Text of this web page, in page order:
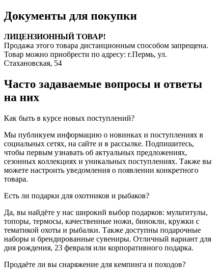
Документы для покупки
ЛИЦЕНЗИОННЫЙ ТОВАР!
Продажа этого товара дистанционным способом запрещена.
Товар можно приобрести по адресу: г.Пермь, ул.
Стахановская, 54
Часто задаваемые вопросы и ответы
на них
Как быть в курсе новых поступлений?
Мы публикуем информацию о новинках и поступлениях в
социальных сетях, на сайте и в рассылке. Подпишитесь,
чтобы первым узнавать об актуальных предложениях,
сезонных коллекциях и уникальных поступлениях. Также вы
можете настроить уведомления о появлении конкретного
товара.
Есть ли подарки для охотников и рыбаков?
Да, вы найдёте у нас широкий выбор подарков: мультитулы,
топоры, термосы, качественные ножи, бинокли, кружки с
тематикой охоты и рыбалки. Также доступны подарочные
наборы и брендированные сувениры. Отличный вариант для
дня рождения, 23 февраля или корпоративного подарка.
Продаёте ли вы снаряжение для кемпинга и походов?